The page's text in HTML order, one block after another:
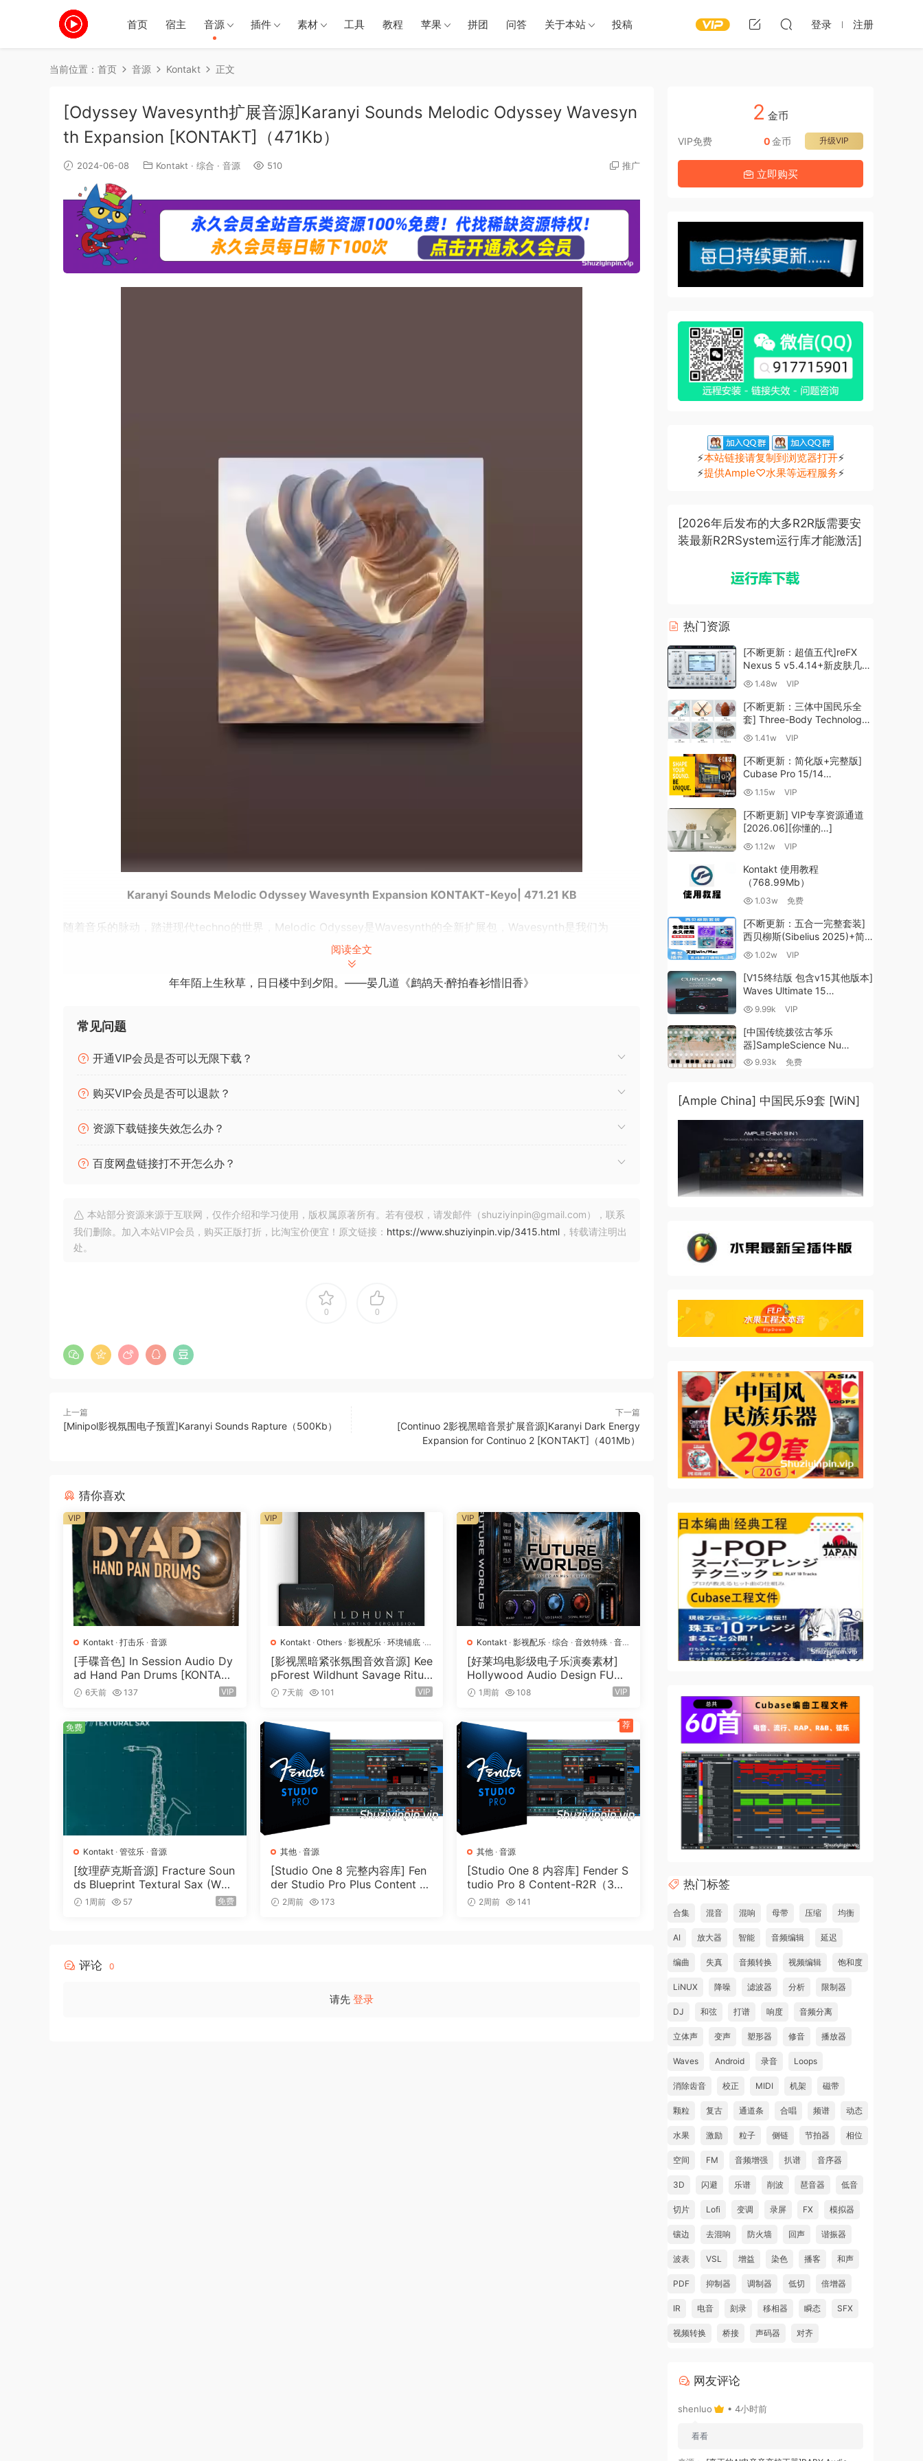
首页 宿主 音源 插件 素材 工具 教程 苹果 拼团 问答 关于本站 投稿 登录 注册
当前位置： 首页 音源 Kontakt 正文
[Odyssey Wavesynth扩展音源]Karanyi Sounds Melodic Odyssey Wavesyn
th Expansion [KONTAKT]（471Kb）
2024-06-08 Kontakt · 综合 · 音源 510 推广
Karanyi Sounds Melodic Odyssey Wavesynth Expansion KONTAKT-Keyo| 471.21 KB
随着音乐的脉动，踏进现代techno的世界，Melodic Odyssey是Wavesynth的全新扩展包，Wavesynth是我们为
Kontakt设计的先进的波形合成器乐器。受Afterlife, Innervisions和Diynamic等标志性厂牌的启发，这个扩展包提供了
利用Wavesynth的直观控制和我们的智能随机器Roll，将大胆的贝斯线、复杂的手指鼓点和电影化的声音景观无缝融合
配合Wavesynth 1使用
它增强了原始乐器的声音功能，包括经典的合成器声音，如大胆的贝斯线、序列、手指鼓点、电影化的声音，并附带
Melodic Odyssey摘要：
– 受Afterlife, Innervisions和Diynamic等标志性厂牌的启发
– Melodic Odyssey需要Wavesynth 1或Wavesynth Plus来运行
Waves in Motion
Dive into the pulsating world of modern techno with Melodic Odyssey, the essential new expansion for
Innervisions, and Diynamic, this expansion offers 40 cutting-edge presets designed to elevate your tracks to
bold basslines, intricate arps, and cinematic soundscapes into your productions. Melodic Odyssey is your
Works with Wavesynth 1
This DLC requires Wavesynth 1 (our advanced waveshaper instrument for Kontakt) to operate.
various genres.
Melodic Odyssey Summary:
– 40 Melodic Techno Presets by DJ & Producer SNYL
– Inspired by iconic labels like Afterlife, Innervisions, and Diynamic
System Requirements:
– Melodic Odyssey requires Wavesynth 1 or Wavesynth Plus to run
– Requeires a full, retail version of Kontakt 6 to run
阅读全文
年年陌上生秋草，日日楼中到夕阳。——晏几道《鹧鸪天·醉拍春衫惜旧香》
常见问题
开通VIP会员是否可以无限下载？
购买VIP会员是否可以退款？
资源下载链接失效怎么办？
百度网盘链接打不开怎么办？
本站部分资源来源于互联网，仅作介绍和学习使用，版权属原著所有。若有侵权，请发邮件（shuziyinpin@gmail.com），联系
我们删除。加入本站VIP会员，购买正版打折，比淘宝价便宜！原文链接： https://www.shuziyinpin.vip/3415.html ，转载请注明出
处。
0 0
上一篇
[Minipol影视氛围电子预置]Karanyi Sounds Rapture（500Kb）
下一篇
[Continuo 2影视黑暗音景扩展音源]Karanyi Dark Energy
Expansion for Continuo 2 [KONTAKT]（401Mb）
猜你喜欢
Kontakt · 打击乐 · 音源
[手碟音色] In Session Audio Dy
ad Hand Pan Drums [KONTAK
T]（4.33GB）
6天前 137 VIP
VIP
Kontakt· Others· 影视配乐· 环境铺底·
素材 ·采样·音效特殊·音源
[影视黑暗紧张氛围音效音源] Kee
pForest Wildhunt Savage Ritual
Tension [WAV, KONTAKT]（7.6
7天前 101 VIP
VIP
Kontakt ·影视配乐 ·综合 ·音效特殊 ·音
源
[好莱坞电影级电子乐演奏素材]
Hollywood Audio Design FUTU
RE WORLDS [KONTAKT]（2.52
1周前 108 VIP
VIP
Kontakt · 管弦乐 · 音源
[纹理萨克斯音源] Fracture Soun
ds Blueprint Textural Sax (Woo
dwind Experiments) [KONTAK
1周前 57 免费
免费
其他· 音源
[Studio One 8 完整内容库] Fen
der Studio Pro Plus Content 2
026-R2R（166GB）
2周前 173
其他 ·音源
[Studio One 8 内容库] Fender S
tudio Pro 8 Content-R2R（33.
5GB）
2周前 141
荐
评论 0
请先 登录
2 金币
VIP免费 升级VIP
0金币
立即购买
⚡本站链接请复制到浏览器打开⚡
⚡提供Ample♡水果等远程服务⚡
[2026年后发布的大多R2R版需要安
装最新R2RSystem运行库才能激活]
热门资源
[不断更新：超值五代]reFX
Nexus 5 v5.4.14+新皮肤几十
套+原厂+全套扩展+教程
1.48w VIP
[不断更新：三体中国民乐全
套] Three-Body Technology-
R2R [WiN, MacOSX]
1.41w VIP
[不断更新：简化版+完整版]
Cubase Pro 15/14
VR/R2R/U2B+原厂音源+插件
MacOSX]（704.0MB+）
1.15w VIP
[不断更新] VIP专享资源通道
[2026.06][你懂的…]
1.12w VIP
Kontakt 使用教程
（768.99Mb）
1.03w 免费
[不断更新：五合一完整套装]
西贝柳斯(Sibelius 2025)+简
谱插件V8+图片识别+音频识别
MacOSX]（80.48GB+）
1.02w VIP
[V15终结版 包含v15其他版本]
Waves Ultimate 15
v25.05.27+一键安装版+安装
MacOSX]
（4.1GB+10.2GB+9.6GB）
9.99k VIP
[中国传统拨弦古筝乐
器]SampleScience Nu
Guzheng v2.0 x64 VST
9.93k 免费
[Ample China] 中国民乐9套 [WiN]
热门标签
合集 混音 混响 母带 压缩 均衡
AI 放大器 智能 音频编辑 延迟
编曲 失真 音频转换 视频编辑 饱和度
LiNUX 降噪 滤波器 分析 限制器
DJ 和弦 打谱 响度 音频分离
立体声 变声 塑形器 修音 播放器
Waves Android 录音 Loops
消除齿音 校正 MIDI 机架 磁带
颗粒 复古 通道条 合唱 频谱 动态
水果 激励 粒子 侧链 节拍器 相位
空间 FM 音频增强 扒谱 音序器
3D 闪避 乐谱 削波 琶音器 低音
切片 Lofi 变调 录屏 FX 模拟器
镶边 去混响 防火墙 回声 谐振器
波表 VSL 增益 染色 播客 和声
PDF 抑制器 调制器 低切 倍增器
IR 电音 刻录 移相器 瞬态 SFX
视频转换 桥接 声码器 对齐
网友评论
shenluo • 4小时前
看看